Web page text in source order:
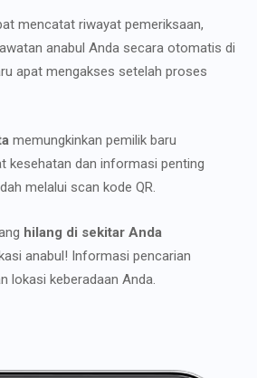
mencatat riwayat pemeriksaan,
anabul Anda secara otomatis di
apat mengakses setelah proses
memungkinkan pemilik baru
kesehatan dan informasi penting
melalui scan kode QR.
hilang di sekitar Anda
anabul! Informasi pencarian
lokasi keberadaan Anda.